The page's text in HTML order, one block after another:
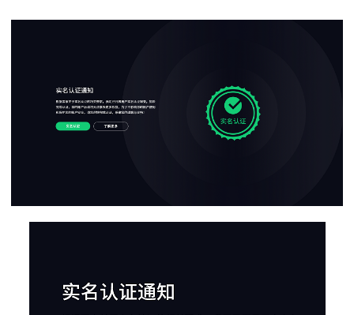
效果图客户端
效果图客户端
效果图客户端
效果图客户端
效果图客户端
效果图客户端
帮助/教程